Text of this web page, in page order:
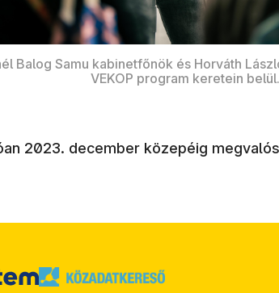
Balog Samu kabinetfőnök és Horváth
VEKOP program keretein
2023. december közepéig